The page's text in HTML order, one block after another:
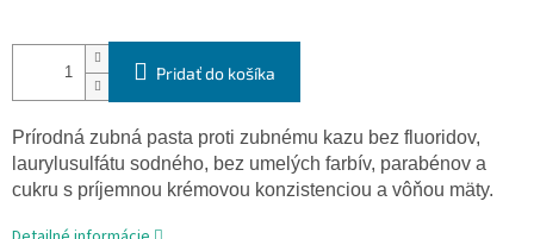
Pridať do košíka
Prírodná zubná pasta proti zubnému kazu bez fluoridov,
laurylusulfátu sodného, bez umelých farbív, parabénov a
cukru s príjemnou krémovou konzistenciou a vôňou mäty.